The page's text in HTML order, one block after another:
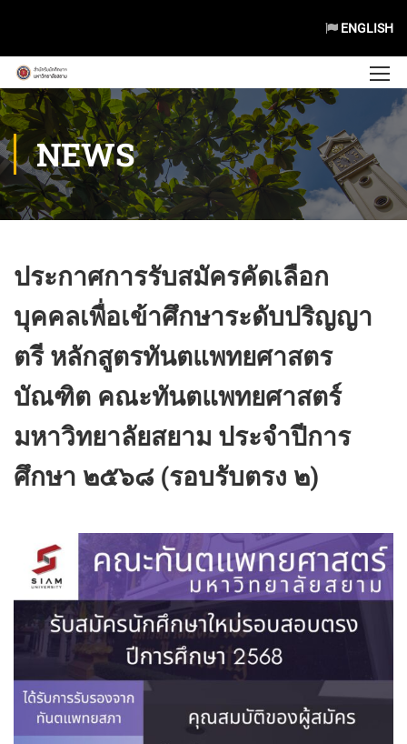
ENGLISH
NEWS
ประกาศการรับสมัครคัดเลือก
บุคคลเพื่อเข้าศึกษาระดับปริญญา
ตรี หลักสูตรทันตแพทยศาสตร
บัณฑิต คณะทันตแพทยศาสตร์
มหาวิทยาลัยสยาม ประจำปีการ
ศึกษา ๒๕๖๘ (รอบรับตรง ๒)